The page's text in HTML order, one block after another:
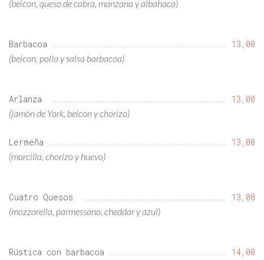
(beicon, queso de cabra, manzana y albahaca)
Barbacoa
13,00
(beicon, pollo y salsa barbacoa)
Arlanza
13,00
(jamón de York, beicon y chorizo)
Lermeña
13,00
(morcilla, chorizo y huevo)
Cuatro Quesos
13,00
(mozzarella, parmessano, cheddar y azul)
Rústica con barbacoa
14,00